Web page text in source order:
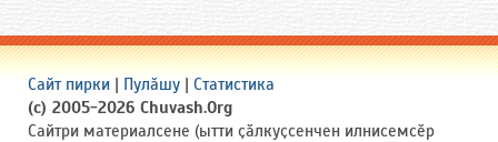
Сайт пирки | Пулӑшу | Статистика
(c) 2005-2026 Chuvash.Org
Сайтри материалсене (ытти ҫӑлкуҫсенчен илнисемсӗр